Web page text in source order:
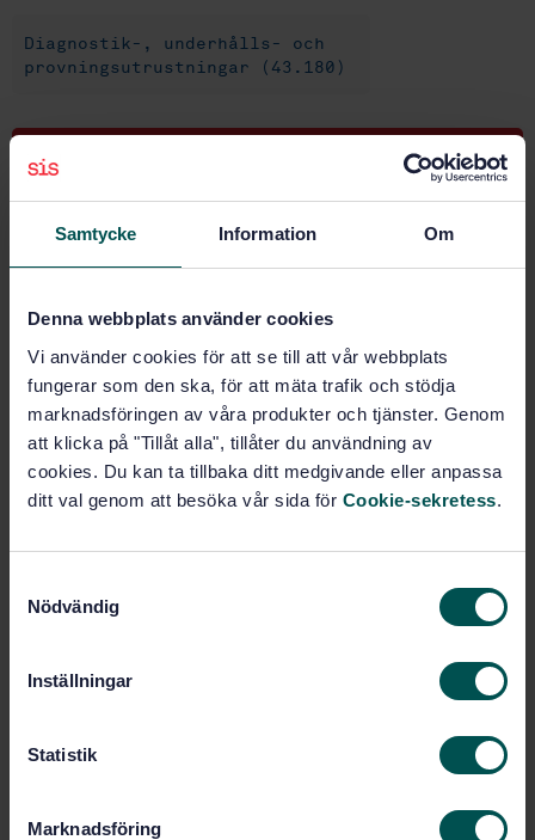
Samtycke Information Om
Denna webbplats använder cookies
Vi använder cookies för att se till att vår webbplats
fungerar som den ska, för att mäta trafik och stödja
marknadsföringen av våra produkter och tjänster. Genom
att klicka på "Tillåt alla", tillåter du användning av
cookies. Du kan ta tillbaka ditt medgivande eller anpassa
ditt val genom att besöka vår sida för Cookie-sekretess.
Nödvändig
Inställningar
Statistik
Marknadsföring
Diagnostik-, underhålls- och
provningsutrustningar (43.180)
Köp denna standard
(OTX) – Del 4: Gränssnittsdefinition för utökad
specifikation (ISO 13209-4:2024, IDT)
Prenumerera på standarden - Läs mer
Pris:2 860 SEK
PDF
Lägg i varukorgen
Språk:
diagnostik för vägfordon, SIS/TK 240/AG
Road vehicles — Open